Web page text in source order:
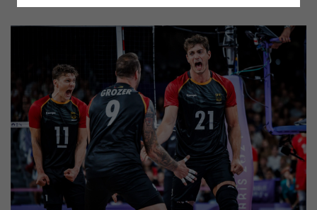
Nur essenzielle Cookies akzeptieren
Impressum | Datenschutzerklärung